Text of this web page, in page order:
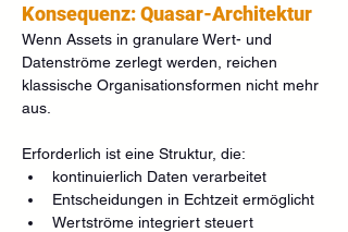
Konsequenz: Quasar-Architektur
Wenn Assets in granulare Wert- und
Datenströme zerlegt werden, reichen
klassische Organisationsformen nicht mehr
aus.
Erforderlich ist eine Struktur, die:
kontinuierlich Daten verarbeitet
Entscheidungen in Echtzeit ermöglicht
Wertströme integriert steuert